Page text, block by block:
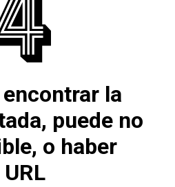
la
puede no
o haber